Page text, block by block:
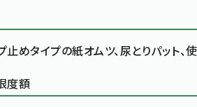
止めタイプの紙オムツ、尿とりパット
度額